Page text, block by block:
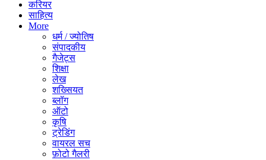
करियर
साहित्य
More
धर्म / ज्योतिष
संपादकीय
गैजेट्स
शिक्षा
लेख
शख्सियत
ब्लॉग
ऑटो
कृषि
ट्रेडिंग
वायरल सच
फ़ोटो गैलरी